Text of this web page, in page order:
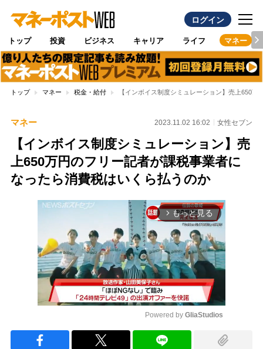
ログイン
トップ 投資 ビジネス キャリア ライフ マネー
トップ マネー 税金・給付 【インボイス制度シミュレーション】売上650
マネー 2023.11.02 16:02 女性セブン
【インボイス制度シミュレーション】売
上650万円のフリー記者が課税事業者に
なったら消費税はいくら払うのか
arrow_forward_ios もっと見る
Powered by GliaStudios